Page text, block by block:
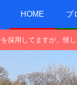
HOME ブ
採用してますが、怪